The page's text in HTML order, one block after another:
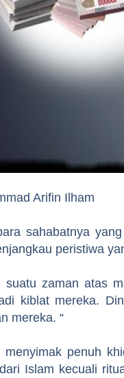
Arifin Ilham
sahabatnya
peristiwa
suatu zaman atas
kiblat mereka.
mereka. “
menyimak penuh
Islam kecuali